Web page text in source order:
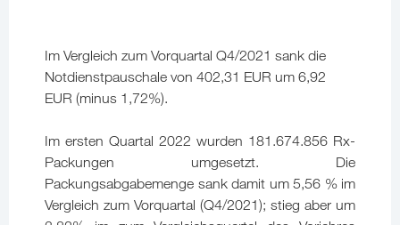
Im Vergleich zum Vorquartal Q4/2021 sank die
Notdienstpauschale von 402,31 EUR um 6,92
EUR (minus 1,72%).
Im ersten Quartal 2022 wurden 181.674.856 Rx-
Packungen umgesetzt. Die
Packungsabgabemenge sank damit um 5,56 % im
Vergleich zum Vorquartal (Q4/2021); stieg aber um